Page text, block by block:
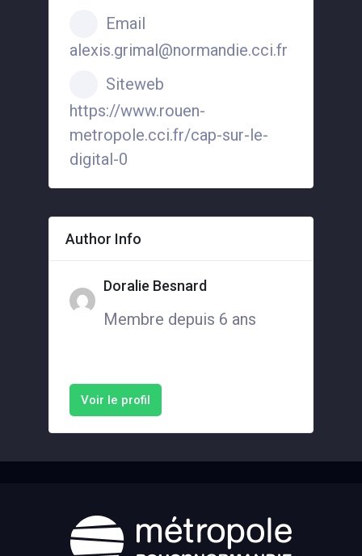
Email
alexis.grimal@normandie.cci.fr
Siteweb
https://www.rouen-
metropole.cci.fr/cap-sur-le-
digital-0
Author Info
Doralie Besnard
Membre depuis 6 ans
Voir le profil